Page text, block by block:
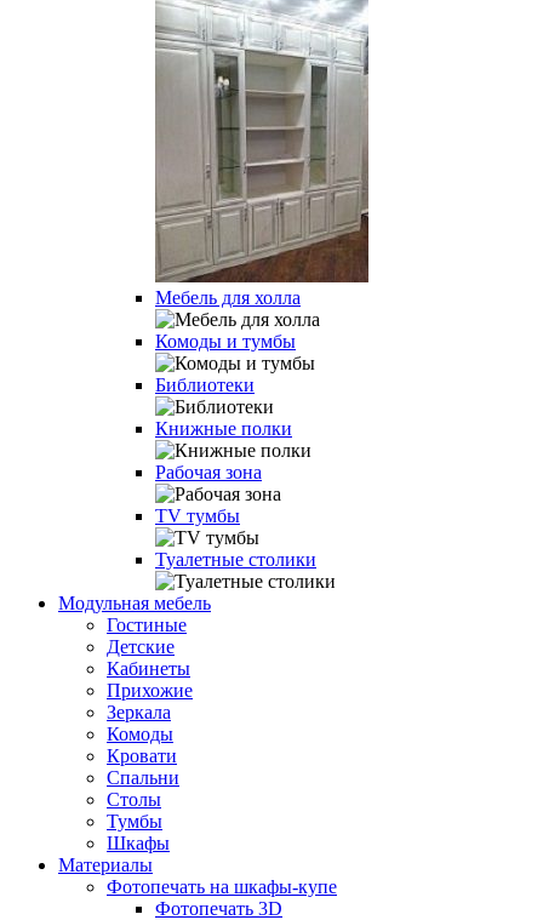
Мебель для холла
Комоды и тумбы
Библиотеки
Книжные полки
Рабочая зона
TV тумбы
Туалетные столики
Модульная мебель
Гостиные
Детские
Кабинеты
Прихожие
Зеркала
Комоды
Кровати
Спальни
Столы
Тумбы
Шкафы
Материалы
Фотопечать на шкафы-купе
Фотопечать 3D